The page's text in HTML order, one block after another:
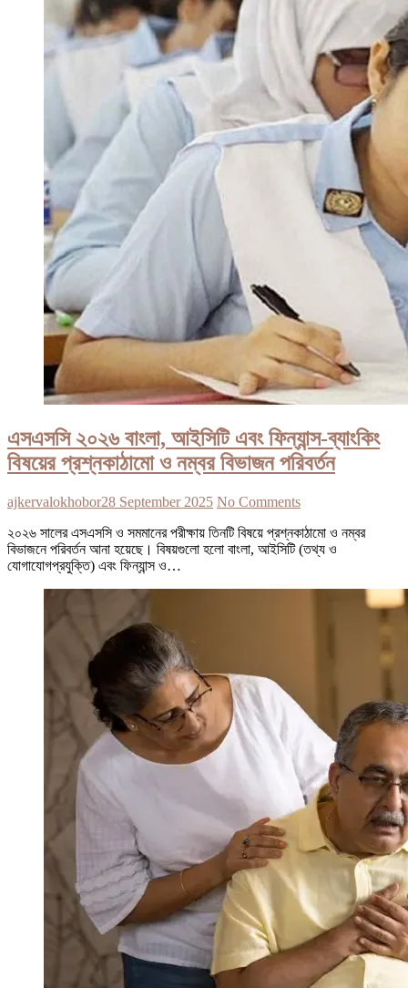
এসএসসি ২০২৬ বাংলা, আইসিটি এবং ফিন্যান্স-ব্যাংকিং
বিষয়ের প্রশ্নকাঠামো ও নম্বর বিভাজন পরিবর্তন
ajkervalokhobor28 September 2025 No Comments
২০২৬ সালের এসএসসি ও সমমানের পরীক্ষায় তিনটি বিষয়ে প্রশ্নকাঠামো ও নম্বর
বিভাজনে পরিবর্তন আনা হয়েছে। বিষয়গুলো হলো বাংলা, আইসিটি (তথ্য ও
যোগাযোগপ্রযুক্তি) এবং ফিন্যান্স ও…